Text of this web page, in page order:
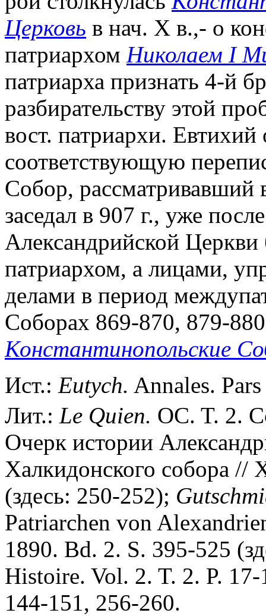
Церковь в нач. X в.,- о
патриархом Николаем I
патриарха признать 4-й
разбирательству этой
вост. патриархи.
соответствующую
Собор, рассматривавший
заседал в 907 г., уже
Александрийской
патриархом, а лицами,
делами в период
Соборах 869-870, 879-
Константинопольские
Ист.: Eutych. Annales.
Лит.: Le Quien. OC. T. 2.
Очерк истории
Халкидонского собора
(здесь: 250-252);
Patriarchen von
1890. Bd. 2. S. 395-525
Histoire. Vol. 2. T. 2. P.
144-151, 256-260.